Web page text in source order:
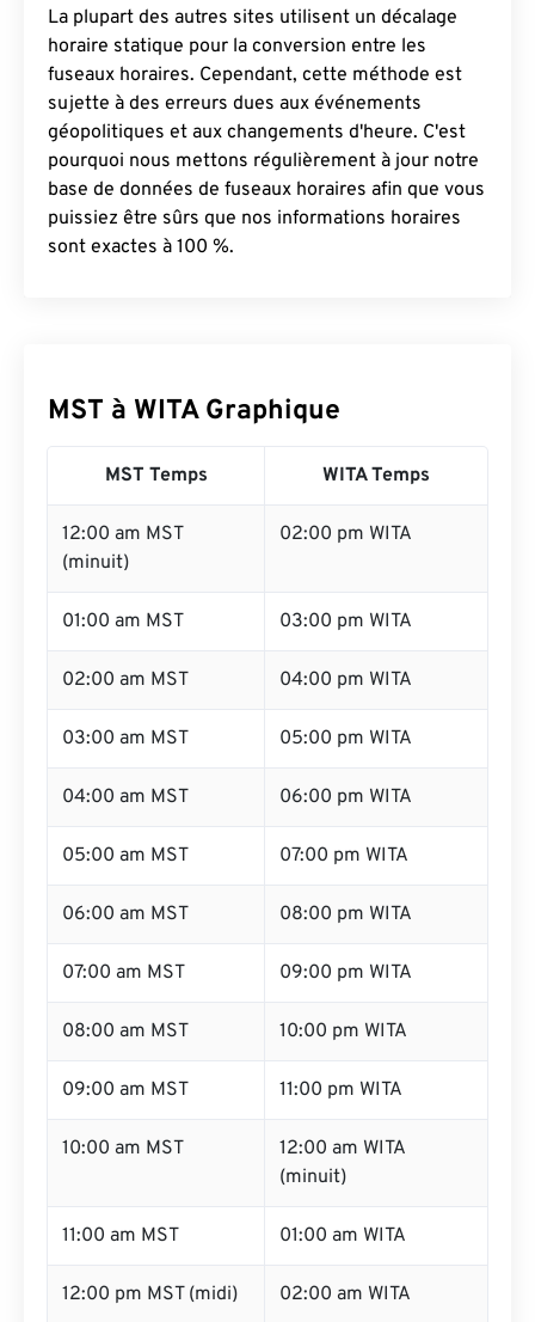
La plupart des autres sites utilisent un décalage
horaire statique pour la conversion entre les
fuseaux horaires. Cependant, cette méthode est
sujette à des erreurs dues aux événements
géopolitiques et aux changements d'heure. C'est
pourquoi nous mettons régulièrement à jour notre
base de données de fuseaux horaires afin que vous
puissiez être sûrs que nos informations horaires
sont exactes à 100 %.
MST à WITA Graphique
MST Temps WITA Temps
12:00 am MST
(minuit)
02:00 pm WITA
01:00 am MST 03:00 pm WITA
02:00 am MST 04:00 pm WITA
03:00 am MST 05:00 pm WITA
04:00 am MST 06:00 pm WITA
05:00 am MST 07:00 pm WITA
06:00 am MST 08:00 pm WITA
07:00 am MST 09:00 pm WITA
08:00 am MST 10:00 pm WITA
09:00 am MST 11:00 pm WITA
10:00 am MST
12:00 am WITA
(minuit)
11:00 am MST 01:00 am WITA
12:00 pm MST (midi) 02:00 am WITA